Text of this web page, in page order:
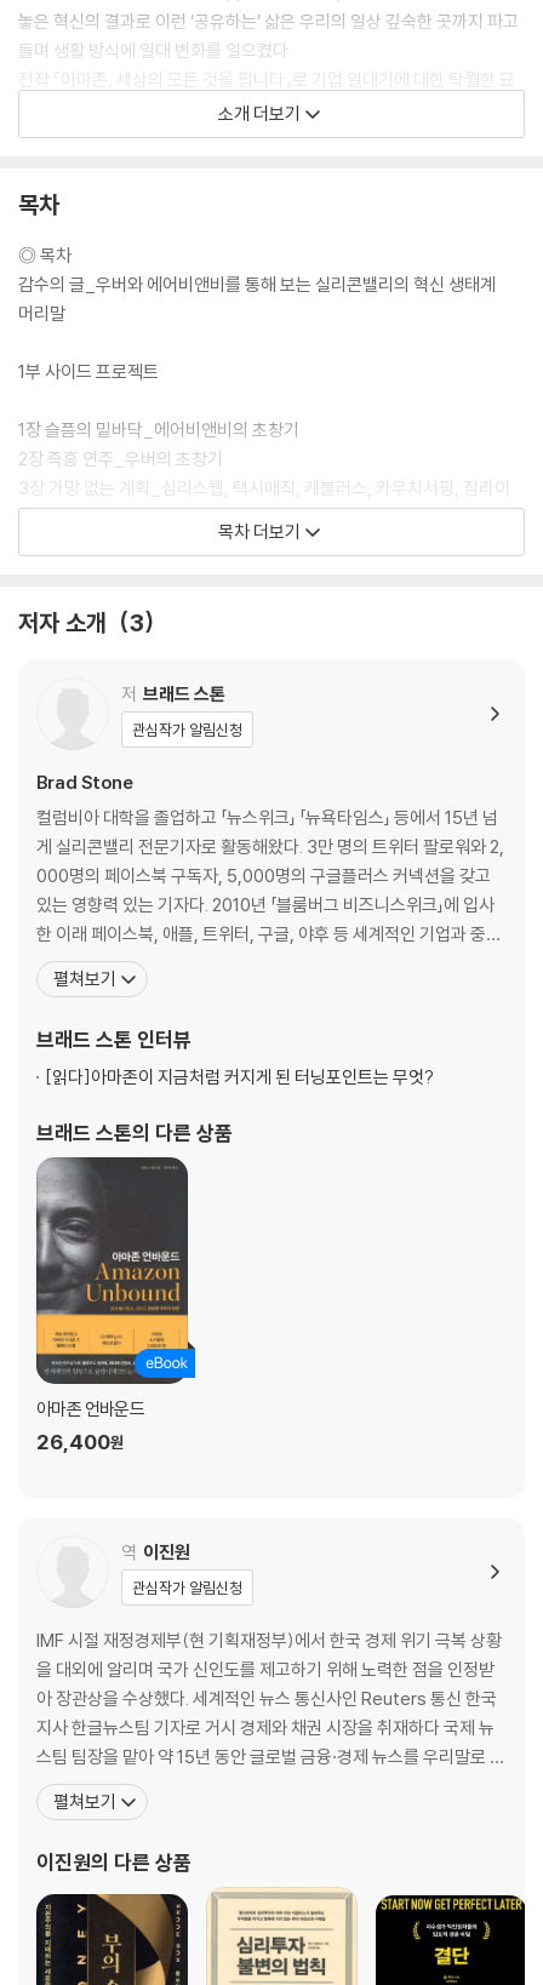
놓은 혁신의 결과로 이런 ‘공유하는’ 삶은 우리의 일상 깊숙한 곳까지 파고
들며 생활 방식에 일대 변화를 일으켰다.
전작 『아마존, 세상의 모든 것을 팝니다』로 기업 일대기에 대한 탁월한 묘
사 실력을 뽐낸 적 있는 실리콘밸리 전문기자 브래드 스톤Brad Stone은
이번 신작을 통해 무일푼의 우버와 에어비앤비 창업자들이 어떻게 해서
궜는지 그들이 걸어온 성공과 좌절의 전 여정을 정확하고 자세하며 생생하
우버와 에어비앤비는 여전히 논란과 성장을 거듭하고 있지만, 그럼에도 두
위대한 스타트업이 걸어온 길은 새로운 기술 프랜차이즈 회사나 실리콘밸
리 기업에 애정과 비판의 눈길을 가진 사람들, 비즈니스를 공부하는 학생
이 낳은 새로운 경제 형태인 공유경제의 흐름을 가장 정확하게 보여줄 것
업스타트 Upstart (명사)
1. 새로 성공을 거둔 개인이나 기업 등.
◎ 출판사 서평
『아마존, 세상의 모든 것을 팝니다』 브래드 스톤,
바퀴벌레보다 독한 ‘업스타트’의 성공 전략을 추적하다
1997년부터 2006년까지 웹 붐이 일면서 페이스북, 아마존, 구글 등이 생
겼고, 2007년 애플의 아이폰 출시 이후로 스마트폰 붐을 타고 리프트, 스
냅, 왓츠앱, 인스타그램 등의 스타트업들이 폭발적으로 성장했다. 사람들
은 그들을 ‘킬러컴퍼니’라고 부르는데, 이 책에 주로 등장하는 우버와 에어
두 기업은 불과 10년도 채 안 돼서 ‘방 하나 없지만 지구상에서 가장 큰 호
텔회사’, ‘차 한 대 없지만 세계 최대 자동차 서비스 회사’로 도약해 전 세계
『아마존, 세상의 모든 것을 팝니다』로 아마존과 제프 베조스의 모든 것을
조명했던 블룸버그 기자 브래드 스톤이 우버와 에어비앤비라는 ‘업스타트
Upstart’들의 험난한 여정을 인내심 있게 추적한 것도 바로 그 때문이다.
저자는 기업스토리에 강점을 가진 기자답게 단순히 우버와 에어비앤비의
성공스토리만을 전하지 않는다. 성장과정에서 잘못된 전략으로 경쟁에서
밀려나 사라져버린 스타트업 창업자들이나 그들의 가능성을 과소평가하
고 투자 기회를 놓친 투자자들까지 꼼꼼히 인터뷰해 흥미를 더한다. 비슷
한 아이디어로 시작했는데 왜 우버와 에어비앤비는 성공했고 다른 경쟁자
들은 실패했는지 살펴보는 것도 묵직한 통찰을 남긴다. 또한 기존 서비스
에 안주해 있는 기득권의 반발을 무릅쓰고 시민 전체의 편익을 위해 과감
하게 새로운 스타트업의 편을 들어주는 규제 당국자의 모습도 인상적이다.
저자는 우버와 에어비앤비가 이뤄낸 단편적 승리만큼이나 많은 지면을 그
‘10억 달러짜리 아이디어’는 어디서부터 시작되는가,
“모든 위대한 스타트업은 누구의 주요 우선순위에도 들지 못하는 사이드
프로젝트에서
출발한다. 우리에게 에어베드앤드브렉퍼스트는 임대료를 낼 수 있는 길,
시간을 벌면서 거창한 생각을 할 수 있게 도와주는 길이었다.”
_ 브라이언 체스키
2017년 3월 10억 달러를 신규로 자금 조달하며 기업가치가 310억 달러
소개 더보기
목차
◎ 목차
감수의 글_우버와 에어비앤비를 통해 보는 실리콘밸리의 혁신 생태계
머리말
1부 사이드 프로젝트
1장 슬픔의 밑바닥_에어비앤비의 초창기
2장 즉흥 연주_우버의 초창기
3장 가망 없는 계획_심리스웹, 택시매직, 캐블러스, 카우치서핑, 짐라이
드
4장 그로스 해커_에어비앤비의 부상
2부 제국의 건설
6장 전시戰時의 CEO_두 전선에서 벌어진 에어비앤비의 싸움
7장 플레이북_우버의 성장이 시작되다
8장 트래비스의 법칙_차량공유 서비스의 부상
9장 규제하기에는 너무 큰_뉴욕에서 벌어진 에어비앤비의 싸움
3부 업스타트들의 시련
10장 신의 시선_우버의 폭주
11장 탈출 속도_에어비앤비와의 싸움과 우화
옮긴이 후기_4차 산업혁명의 선봉에 선 두 위대한 스타트업에 대한 진솔
한 이야기
목차 더보기
저자 소개 3
저 브래드 스톤
관심작가 알림신청
Brad Stone
컬럼비아 대학을 졸업하고 「뉴스위크」 「뉴욕타임스」 등에서 15년 넘
게 실리콘밸리 전문기자로 활동해왔다. 3만 명의 트위터 팔로워와 2,
000명의 페이스북 구독자, 5,000명의 구글플러스 커넥션을 갖고
있는 영향력 있는 기자다. 2010년 「블룸버그 비즈니스위크」에 입사
한 이래 페이스북, 애플, 트위터, 구글, 야후 등 세계적인 기업과 중국
의 IT 대기업 디디滴滴, 텐센트, 바이두百度 등에 관한 기사를 쓰며
활발히 활동하고 있다. 국내에 소개된 책으로 2013년에 발간한 『아
s an
펼쳐보기
브래드 스톤 인터뷰
[읽다]아마존이 지금처럼 커지게 된 터닝포인트는 무엇?
브래드 스톤의 다른 상품
아마존 언바운드
26,400원
역 이진원
관심작가 알림신청
IMF 시절 재정경제부(현 기획재정부)에서 한국 경제 위기 극복 상황
을 대외에 알리며 국가 신인도를 제고하기 위해 노력한 점을 인정받
아 장관상을 수상했다. 세계적인 뉴스 통신사인 Reuters 통신 한국
지사 한글뉴스팀 기자로 거시 경제와 채권 시장을 취재하다 국제 뉴
스팀 팀장을 맡아 약 15년 동안 글로벌 금융·경제 뉴스를 우리말로 기
사화했다. 이후 홍콩 온라인 언론사인 [아시아 타임스]에서 주로 중
국 경제 흐름을 분석하다 국내 최대 자본 시장 전문 매체인 [더벨]의
펼쳐보기
이진원의 다른 상품